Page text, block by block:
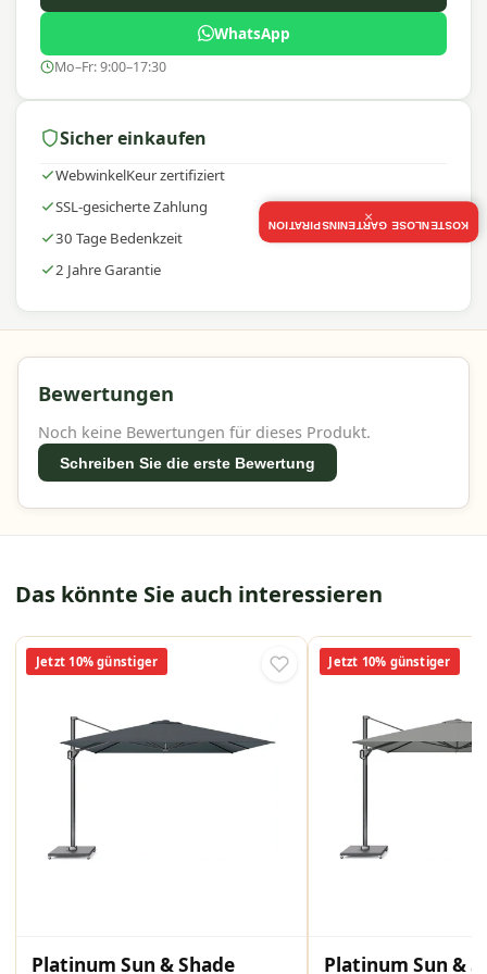
Platinum ist bekannt für hochwertige Sonnenschirme
und Gartenaccessoires mit einem ausgezeichneten
ideal für jeden Außenbereich.
WhatsApp
Mo–Fr: 9:00–17:30
Sicher einkaufen
WebwinkelKeur zertifiziert
SSL-gesicherte Zahlung
30 Tage Bedenkzeit
2 Jahre Garantie
Bewertungen
Noch keine Bewertungen für dieses Produkt.
Schreiben Sie die erste Bewertung
Das könnte Sie auch interessieren
Jetzt 10% günstiger
Platinum Sun & Shade
Jetzt 10% günstiger
Platinum Sun &
KOSTENLOSE GARTENINSPIRATION
×